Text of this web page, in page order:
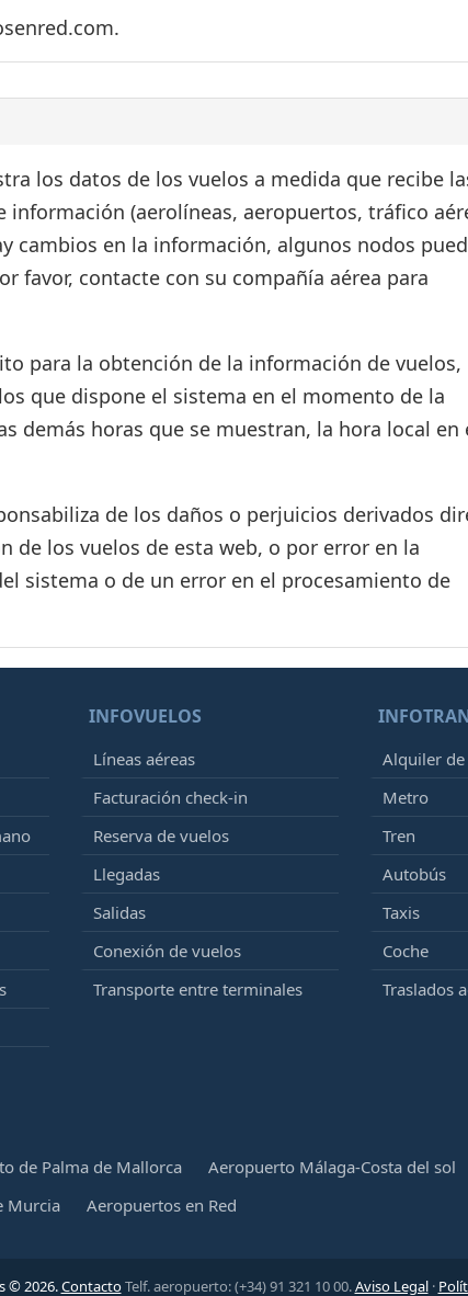
los datos de los vuelos a medida que recibe
información (aerolíneas, aeropuertos, tráfico
cambios en la información, algunos nodos
favor, contacte con su compañía aérea para
para la obtención de la información de vuelos,
que dispone el sistema en el momento de la
demás horas que se muestran, la hora local en
de los daños o perjuicios derivados
los vuelos de esta web, o por error en la
sistema o de un error en el procesamiento de
INFOVUELOS
Líneas aéreas
Facturación check-in
Reserva de vuelos
Llegadas
Salidas
Conexión de vuelos
Transporte entre terminales
Alquiler de
Metro
Tren
Autobús
Taxis
Coche
Traslados
de Palma de Mallorca
Aeropuerto Málaga-Costa del sol
Murcia Aeropuertos en Red
© 2026.ContactoTelf. aeropuerto: (+34) 91 321 10 00.Aviso Legal·